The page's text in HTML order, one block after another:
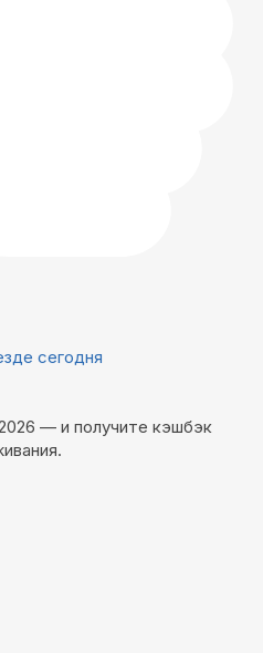
сегодня
— и получите кэшбэк